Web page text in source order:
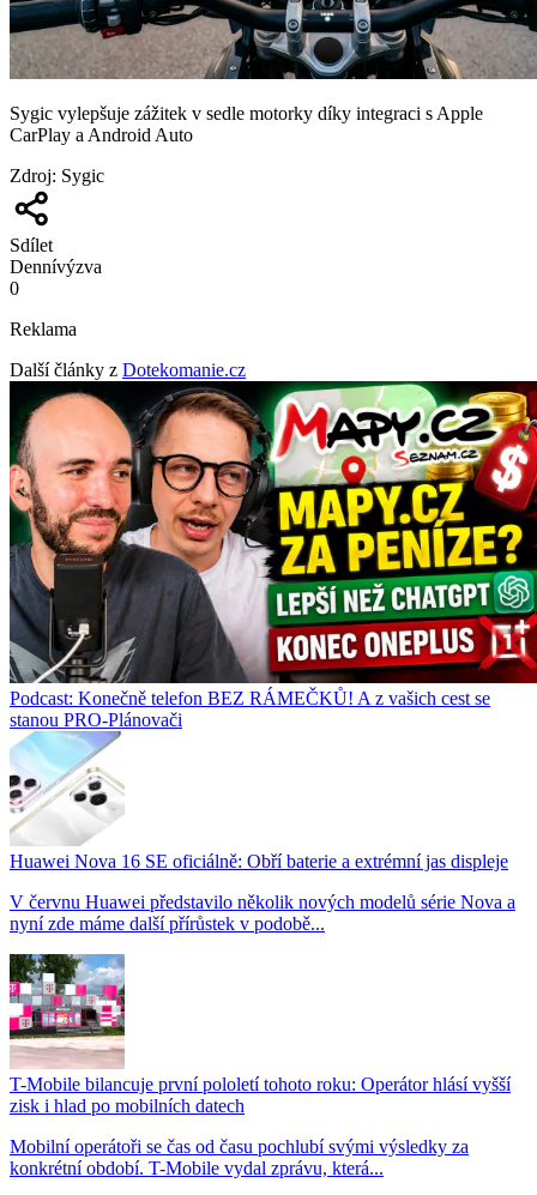
Sygic vylepšuje zážitek v sedle motorky díky integraci s Apple
CarPlay a Android Auto
Zdroj: Sygic
Sdílet
Dennívýzva
0
Reklama
Další články z Dotekomanie.cz
Podcast: Konečně telefon BEZ RÁMEČKŮ! A z vašich cest se
stanou PRO-Plánovači
Huawei Nova 16 SE oficiálně: Obří baterie a extrémní jas displeje
V červnu Huawei představilo několik nových modelů série Nova a
nyní zde máme další přírůstek v podobě...
T-Mobile bilancuje první pololetí tohoto roku: Operátor hlásí vyšší
zisk i hlad po mobilních datech
Mobilní operátoři se čas od času pochlubí svými výsledky za
konkrétní období. T-Mobile vydal zprávu, která...